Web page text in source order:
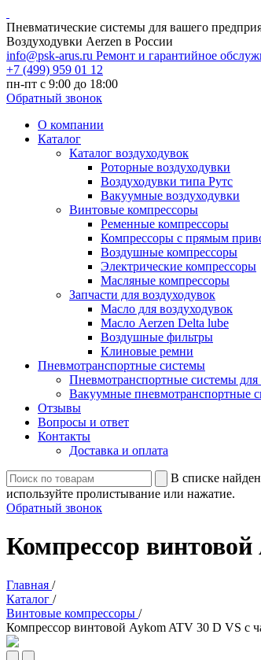
Пневматические системы для вашего
Воздуходувки Aerzen в России
info@psk-arus.ru Ремонт и гарантийное
+7 (499) 959 01 12
пн-пт с 9:00 до 18:00
Обратный звонок
О компании
Каталог
Каталог воздуходувок
Роторные воздуходувки
Воздуходувки типа Рутс
Вакуумные воздуходувки
Винтовые компрессоры
Ременные компрессоры
Компрессоры с прямым
Воздушные компрессоры
Электрические компрессоры
Масляные компрессоры
Запчасти для воздуходувок
Масло для воздуходувок
Масло Aerzen Delta lube
Воздушные фильтры
Клиновые ремни
Пневмотранспортные системы
Пневмотранспортные системы
Вакуумные пневмотранспортные
Отзывы
Вопросы и ответ
Контакты
Доставка и оплата
В списке
используйте пролистывание или нажатие.
Обратный звонок
Компрессор
Главная /
Каталог /
Винтовые компрессоры /
Компрессор винтовой Aykom ATV 30 D VS с